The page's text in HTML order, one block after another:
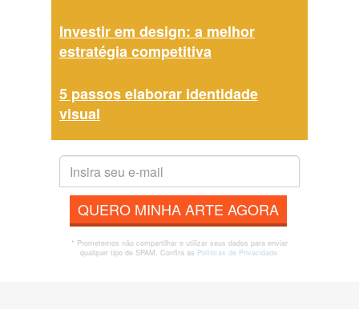
Investir em design: a melhor
estratégia competitiva
5 passos elaborar identidade
visual
QUERO MINHA ARTE AGORA
* Prometemos não compartilhar e utilizar seus dados para enviar
qualquer tipo de SPAM. Confira as Políticas de Privacidade.